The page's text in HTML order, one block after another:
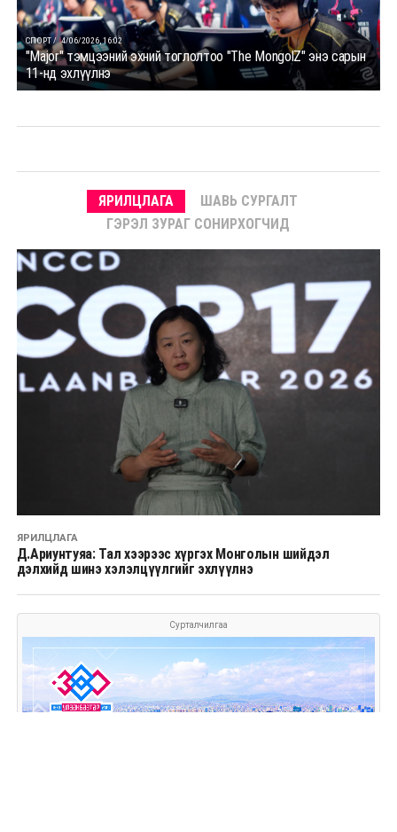
СПОРТ / 4/06/2026, 16:02
"Major" тэмцээний эхний тоглолтоо "The MongolZ" энэ сарын
11-нд эхлүүлнэ
ЯРИЛЦЛАГА
ШАВЬ СУРГАЛТ
ГЭРЭЛ ЗУРАГ СОНИРХОГЧИД
ЯРИЛЦЛАГА
Д.Ариунтуяа: Тал хээрээс хүргэх Монголын шийдэл
дэлхийд шинэ хэлэлцүүлгийг эхлүүлнэ
Сурталчилгаа